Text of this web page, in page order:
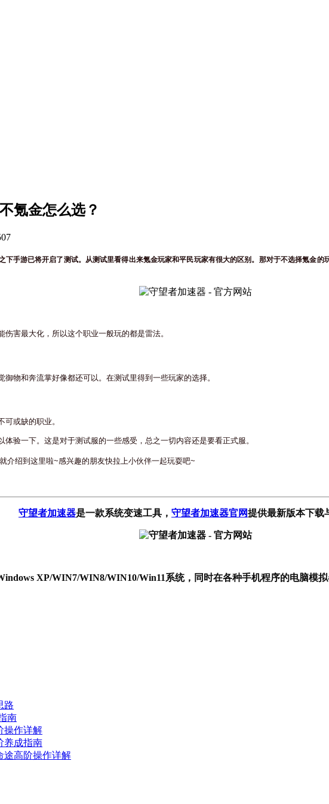
氪金怎么选？
下手游已将开启了测试。从测试里看得出来氪金玩家和平民玩家有很大的区别。那对于不选择氪金
伤害最大化，所以这个职业一般玩的都是雷法。
御物和奔流掌好像都还可以。在测试里得到一些玩家的选择。
可或缺的职业。
验一下。这是对于测试服的一些感受，总之一切内容还是要看正式服。
介绍到这里啦~感兴趣的朋友快拉上小伙伴一起玩耍吧~
守望者加速器是一款系统变速工具 ， 守望者加速器官网提供最新版本下载
XP/WIN7/WIN8/WIN10/Win11系统，同时在各种手机程序的电脑模拟
路
南
操作详解
养成指南
途高阶操作详解